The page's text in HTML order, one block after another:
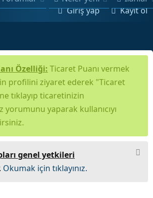
Giriş yap Kayıt ol
Özelliği: Ticaret Puanı vermek
profilini ziyaret ederek "Ticaret
tıklayıp ticaretinizin
yaparak kullanıcıyı
genel yetkileri
Okumak için tıklayınız.